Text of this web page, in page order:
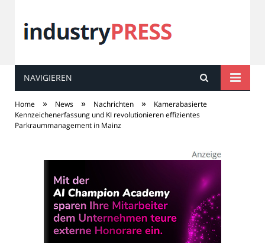
industryPRESS
NAVIGIEREN
Home » News » Nachrichten »
Kamerabasierte
Kennzeichenerfassung und KI revolutionieren effizientes
Parkraummanagement in Mainz